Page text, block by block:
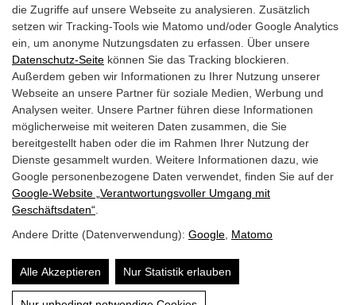
die Zugriffe auf unsere Webseite zu analysieren. Zusätzlich
setzen wir Tracking-Tools wie Matomo und/oder Google Analytics
ein, um anonyme Nutzungsdaten zu erfassen. Über unsere
Datenschutz-Seite können Sie das Tracking blockieren.
Außerdem geben wir Informationen zu Ihrer Nutzung unserer
Webseite an unsere Partner für soziale Medien, Werbung und
Analysen weiter. Unsere Partner führen diese Informationen
möglicherweise mit weiteren Daten zusammen, die Sie
bereitgestellt haben oder die im Rahmen Ihrer Nutzung der
Dienste gesammelt wurden. Weitere Informationen dazu, wie
Google personenbezogene Daten verwendet, finden Sie auf der
Google‑Website „Verantwortungsvoller Umgang mit
Geschäftsdaten“
Andere Dritte (Datenverwendung): Google Matomo
Alle Akzeptieren Nur Statistik erlauben
URLAUBSANGEBOT
GUTSCHEINE